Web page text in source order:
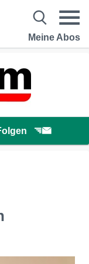
Meine Abos